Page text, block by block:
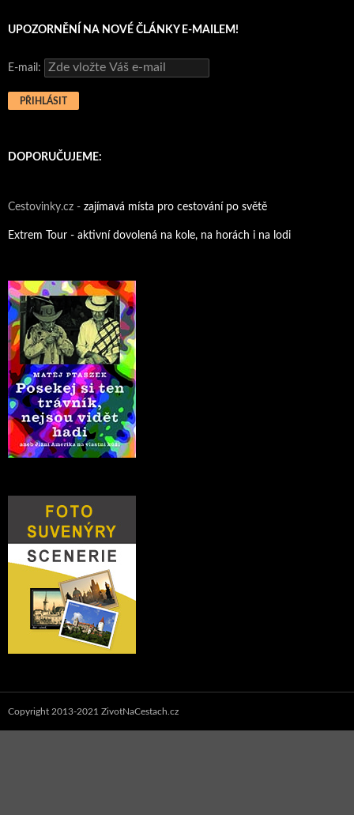
UPOZORNĚNÍ NA NOVÉ ČLÁNKY E-MAILEM!
E-mail:
DOPORUČUJEME:
Cestovinky.cz - zajímavá místa pro cestování po světě
Extrem Tour - aktivní dovolená na kole, na horách i na lodi